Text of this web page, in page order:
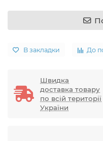
В закладки До
Швидка
доставка товару
по всій території
України